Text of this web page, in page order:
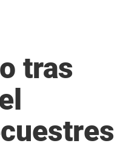
tras